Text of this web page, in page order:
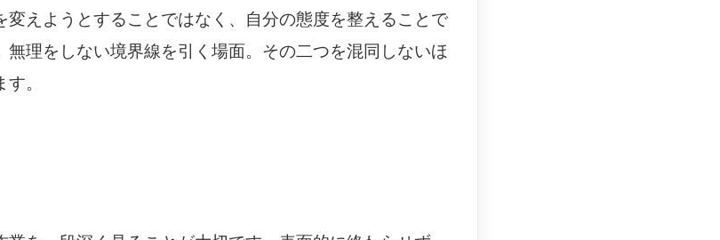
変えようとすることではなく、自分の態度を整えることで
理をしない境界線を引く場面。その二つを混同しないほ
。